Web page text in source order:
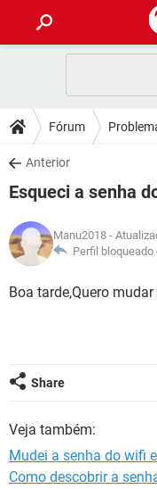
CELULAR
OUTLOOK
INSTAGRAM
GUIA DE COMPRAS
DICAS
JOGOS
INSTAGRAM
GUIA DE COMPRAS
DOWNLOADS
JOGOS
CELULAR
OUTLOOK
INSTAGRAM
FÓRUM
JOGOS
CELULAR
OUTLOOK
GLOSSÁRIO
INSTAGRAM
Fórum
Anterior
Esqueci a senha
Manu2018 -
Perfil bloqueado
Boa tarde,Quero
Share
Veja também:
Mudei a senha do wifi
Como descobrir a